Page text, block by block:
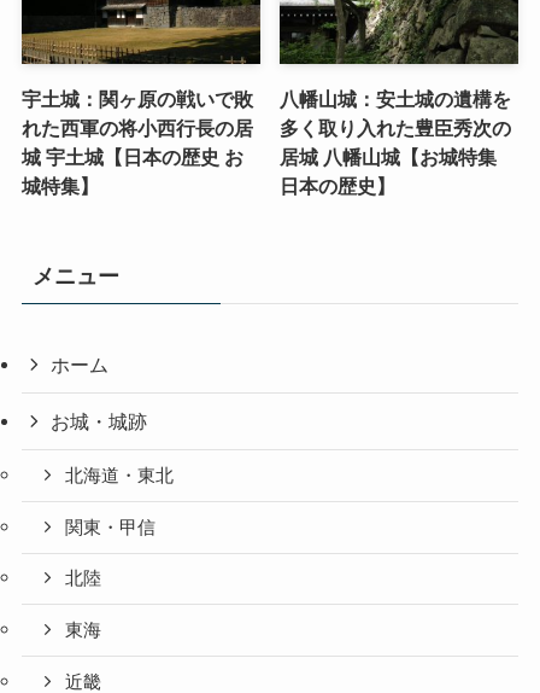
宇土城：関ヶ原の戦いで敗
れた西軍の将小西行長の居
城 宇土城【日本の歴史 お
城特集】
八幡山城：安土城の遺構を
多く取り入れた豊臣秀次の
居城 八幡山城【お城特集
日本の歴史】
メニュー
ホーム
お城・城跡
北海道・東北
関東・甲信
北陸
東海
近畿